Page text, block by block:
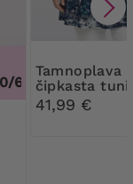
, 48/50, 52/54,
Tamnoplava
čipkasta
bijelim i
uzorkom
41,99 €